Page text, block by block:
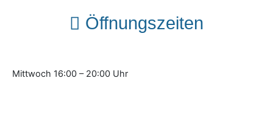
Öffnungszeiten
Mittwoch 16:00 – 20:00 Uhr